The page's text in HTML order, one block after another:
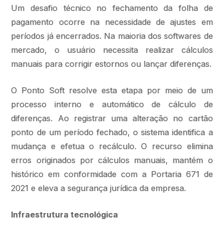
Um desafio técnico no fechamento da folha de
pagamento ocorre na necessidade de ajustes em
períodos já encerrados. Na maioria dos softwares de
mercado, o usuário necessita realizar cálculos
manuais para corrigir estornos ou lançar diferenças.
O Ponto Soft resolve esta etapa por meio de um
processo interno e automático de cálculo de
diferenças. Ao registrar uma alteração no cartão
ponto de um período fechado, o sistema identifica a
mudança e efetua o recálculo. O recurso elimina
erros originados por cálculos manuais, mantém o
histórico em conformidade com a Portaria 671 de
2021 e eleva a segurança jurídica da empresa.
Infraestrutura tecnológica